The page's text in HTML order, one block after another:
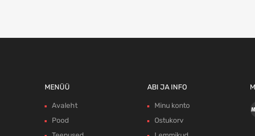
MENÜÜ
Avaleht
Pood
ABI JA INFO
Minu konto
Ostukorv